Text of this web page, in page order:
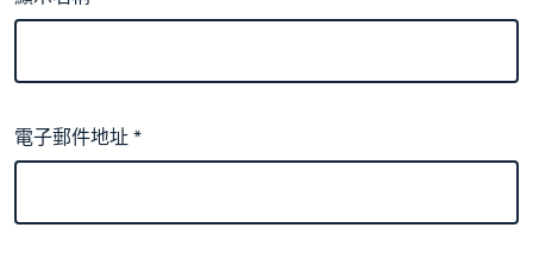
電子郵件地址*